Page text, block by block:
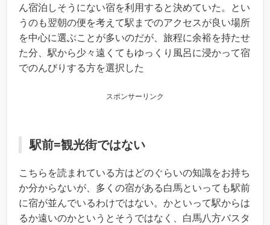
ん宿泊しそうにない宿を利用すると決めていた。とい
うのも翌朝の便を考えて駅までのアクセスが良い場所
を中心に選ぶことが多いのだが、旅程に余裕を持たせ
た分、駅から少々遠くてもゆっくり風呂に浸かって宿
でのんびりする方を選択した
スポンサーリンク
駅前=観光街ではない
こちらを読まれている方はどのぐらいの知識をお持ち
か分からないが、多くの宿がある白馬といっても駅前
に宿が並んでいるわけではない。かといって駅からは
るか遠いのかというとそうではなく、白馬八方バスタ